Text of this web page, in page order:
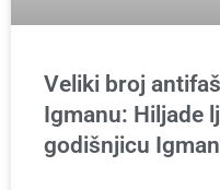
Veliki broj
Igmanu: Hiljade
godišnjicu